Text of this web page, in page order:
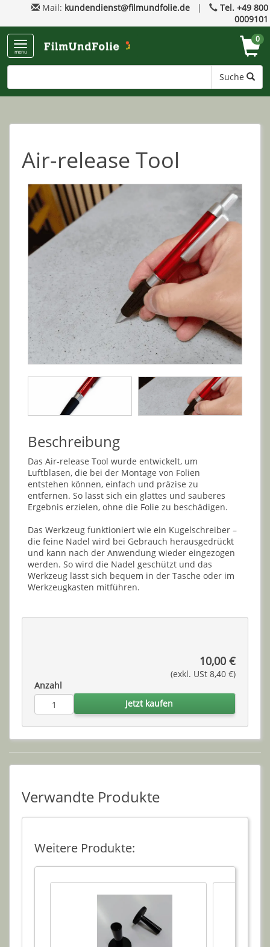
Mail: kundendienst@filmundfolie.de |
Tel. +49 800
0009101
menu
Suche
0
Air-release Tool
Beschreibung
Das Air-release Tool wurde entwickelt, um
Luftblasen, die bei der Montage von Folien
entstehen können, einfach und präzise zu
entfernen. So lässt sich ein glattes und sauberes
Ergebnis erzielen, ohne die Folie zu beschädigen.
Das Werkzeug funktioniert wie ein Kugelschreiber –
die feine Nadel wird bei Gebrauch herausgedrückt
und kann nach der Anwendung wieder eingezogen
werden. So wird die Nadel geschützt und das
Werkzeug lässt sich bequem in der Tasche oder im
Werkzeugkasten mitführen.
10,00 €
(exkl. USt 8,40 €)
Anzahl
Jetzt kaufen
Verwandte Produkte
Weitere Produkte: